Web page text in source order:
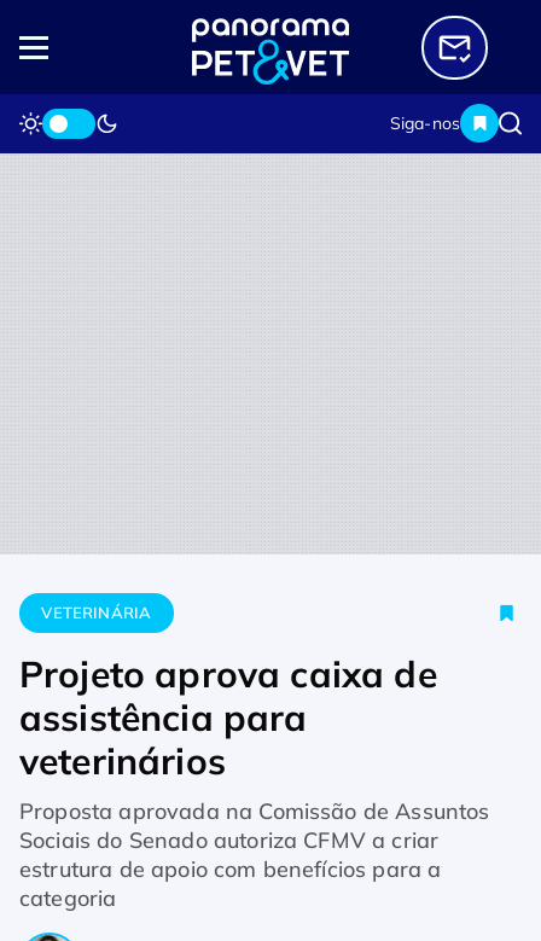
Siga-nos
Home Veterinária Projeto aprova caixa de assistência para
VETERINÁRIA
Projeto aprova caixa de
assistência para
veterinários
Proposta aprovada na Comissão de Assuntos
Sociais do Senado autoriza CFMV a criar
estrutura de apoio com benefícios para a
categoria